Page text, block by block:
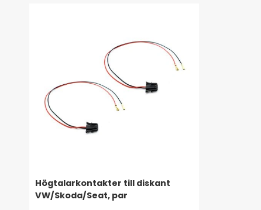
Högtalarkontakter till diskant
VW/Skoda/Seat, par